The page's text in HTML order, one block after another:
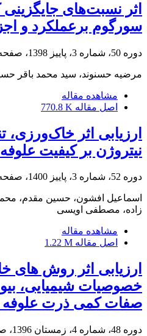
اثر نسبت‌های
سورگوم برعملکرد و
دوره 50، شماره 3، پاییز 1398، صفحه
مرضیه حسنوند، سید محمد باقر
مشاهده مقاله
اصل مقاله 770.8 K
ارزیابی اثر
نیتروژن بر کیفیت
دوره 52، شماره 3، پاییز 1400، صفحه
اسماعیل افشون، حسین مقدم،
زاده، مصطفی اویسی
مشاهده مقاله
اصل مقاله 1.22 M
ارزیابی اثر روش های
خصوصیات شیمیایی،
صفات کمی ذرت علوفه
دوره 48، شماره 4، زمستان 1396، صفحه